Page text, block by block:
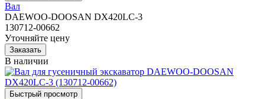
Вал
DAEWOO-DOOSAN DX420LC-3
130712-00662
Уточняйте цену
В наличии